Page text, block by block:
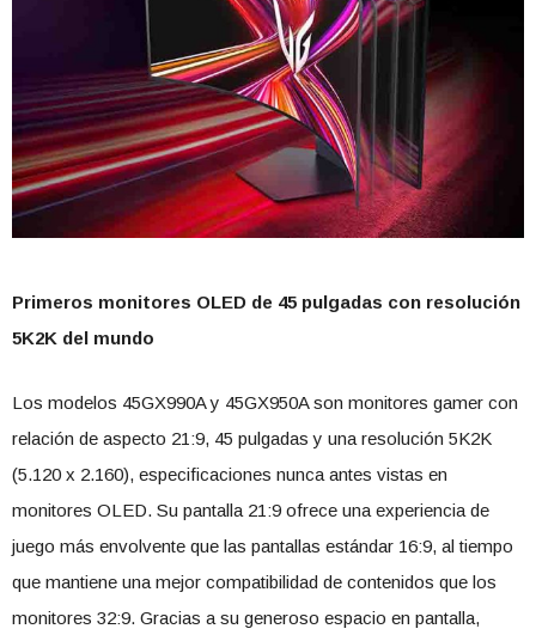
Primeros monitores OLED de 45 pulgadas con resolución
5K2K del mundo
Los modelos 45GX990A y 45GX950A son monitores gamer con
relación de aspecto 21:9, 45 pulgadas y una resolución 5K2K
(5.120 x 2.160), especificaciones nunca antes vistas en
monitores OLED. Su pantalla 21:9 ofrece una experiencia de
juego más envolvente que las pantallas estándar 16:9, al tiempo
que mantiene una mejor compatibilidad de contenidos que los
monitores 32:9. Gracias a su generoso espacio en pantalla,